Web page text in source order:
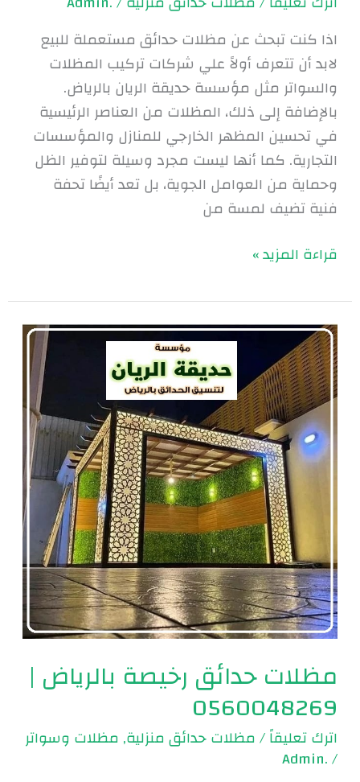
اذا كنت تبحث عن مظلات حدائق مستعملة للبيع
لابد أن تتعرف أولاً علي شركات تركيب المظلات
والسواتر مثل مؤسسة حديقة الريان بالرياض.
بالإضافة إلى ذلك، المظلات من العناصر الرئيسية
في تحسين المظهر الخارجي للمنازل والمؤسسات
التجارية. كما أنها ليست مجرد وسيلة لتوفير الظل
وحماية من العوامل الجوية، بل تعد أيضًا تحفة
فنية تضيف لمسة من
قراءة المزيد »
مظلات حدائق رخيصة بالرياض |
0560048269
اترك تعليقاً/مظلات حدائق منزلية, مظلات وسواتر
/
.Admin
مظلات
حدائق
رخيصة
بالرياض
|
0560048269